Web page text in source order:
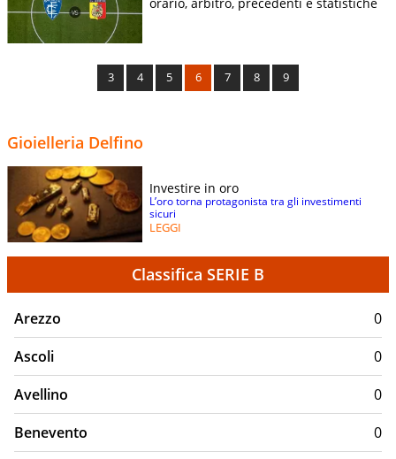
orario, arbitro, precedenti e statistiche
3 4 5 6 7 8 9
Gioielleria Delfino
Investire in oro
L’oro torna protagonista tra gli investimenti
sicuri
LEGGI
Classifica SERIE B
Arezzo
0
Ascoli
0
Avellino
0
Benevento
0